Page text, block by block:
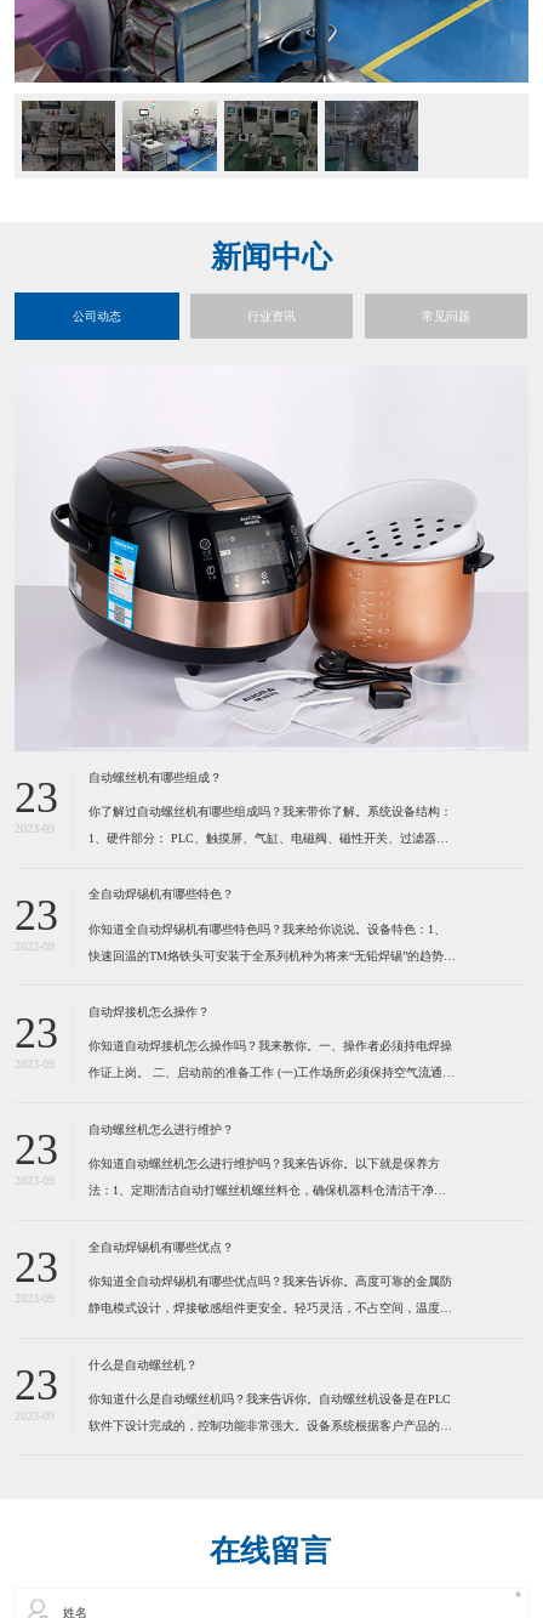
新闻中心
公司动态 行业资讯 常见问题
23
2023-09
自动螺丝机有哪些组成？
你了解过自动螺丝机有哪些组成吗？我来带你了解。系统设备结构：
1、硬件部分： PLC、触摸屏、气缸、电磁阀、磁性开关、过滤器及
警灯、空气开关、开关电源、风批、振动盘、系统设备箱、电箱、定
23
2023-09
全自动焊锡机有哪些特色？
你知道全自动焊锡机有哪些特色吗？我来给你说说。设备特色：1、
快速回温的TM烙铁头可安装于全系列机种为将来“无铅焊锡”的趋势所
的细微变化。（1）六秒钟之内即可达到300℃。（2）卡式设计的烙
23
2023-09
自动焊接机怎么操作？
你知道自动焊接机怎么操作吗？我来教你。一、操作者必须持电焊操
作证上岗。 ​二、启动前的准备工作 (一)工作场所必须保持空气流通,
易燃物品,以防发生火灾。 (三)检查焊机外壳是否接地,电缆是否破
23
2023-09
自动螺丝机怎么进行维护？
你知道自动螺丝机怎么进行维护吗？我来告诉你。以下就是保养方
法：1、定期清洁自动打螺丝机螺丝料仓，确保机器料仓清洁干净。
量加些润滑脂，保持通风,干燥。 2、定期清洁自动打螺丝机螺丝
23
2023-09
全自动焊锡机有哪些优点？
你知道全自动焊锡机有哪些优点吗？我来告诉你。高度可靠的金属防
静电模式设计，焊接敏感组件更安全。轻巧灵活，不占空间，温度，
力。为了健康请使用环保型无铅锡线。特别适合各类电子连接器，
23
2023-09
什么是自动螺丝机？
你知道什么是自动螺丝机吗？我来告诉你。自动螺丝机设备是在PLC
软件下设计完成的，控制功能非常强大。设备系统根据客户产品的实
在线留言